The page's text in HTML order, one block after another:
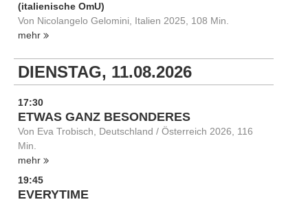
(italienische OmU)
Von Nicolangelo Gelomini, Italien 2025, 108 Min.
mehr
DIENSTAG, 11.08.2026
17:30
ETWAS GANZ BESONDERES
Von Eva Trobisch, Deutschland / Österreich 2026, 116
Min.
mehr
19:45
EVERYTIME